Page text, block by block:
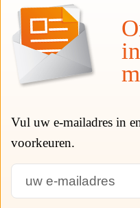
Vul uw e-mailadres in
voorkeuren.